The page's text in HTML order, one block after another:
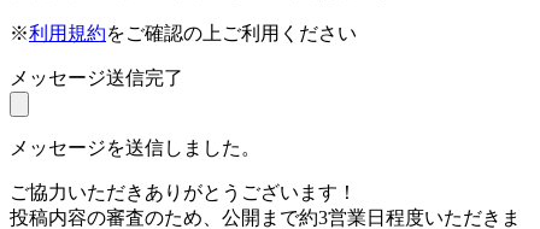
※利用規約をご確認の上ご利用ください
メッセージ送信完了
メッセージを送信しました。
ご協力いただきありがとうございます！
投稿内容の審査のため、公開まで約3営業日程度いただきま